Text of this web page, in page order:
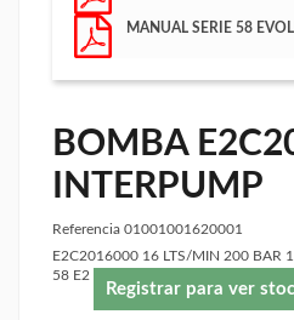
MANUAL SERIE 58
BOMBA
INTERPUMP
Referencia 01001001620001
E2C2016000 16 LTS/MIN 200 BAR
58 E2
Registrar para ver